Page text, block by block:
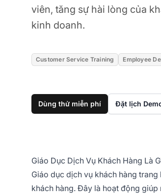
viên, tăng sự hài lòng của
kinh doanh.
Customer Service Training Employee
Dùng thử miễn phí Đặt lịch
Giáo Dục Dịch Vụ Khách Hàng Là
Giáo dục dịch vụ khách hàng
khách hàng. Đây là hoạt động